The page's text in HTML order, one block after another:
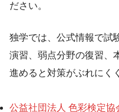
ださい。
独学では、公式情報で試
演習、弱点分野の復習、
進めると対策がぶれにく
公益社団法人 色彩検定協